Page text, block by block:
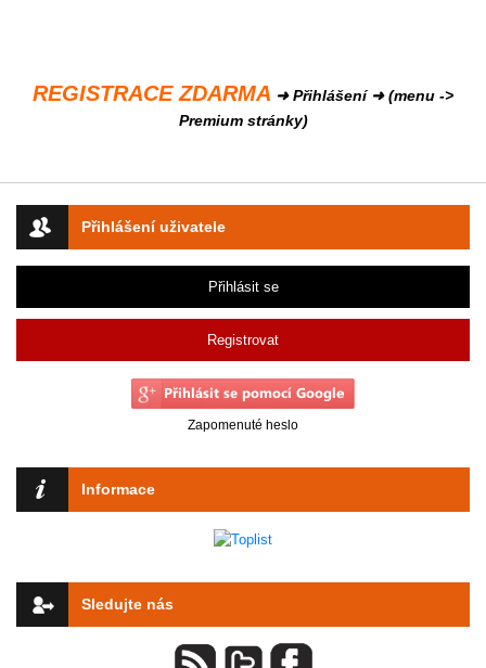
Přihlášení uživatele
Přihlásit se
Registrovat
Zapomenuté heslo
Informace
Sledujte nás
REGISTRACE ZDARMA ➜ Přihlášení ➜ (menu ->
Premium stránky)